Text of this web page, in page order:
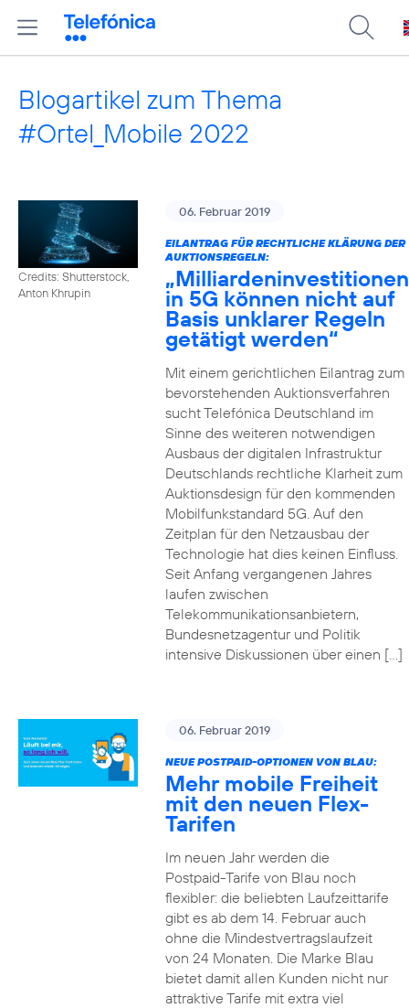
Blogartikel zum Thema
#Ortel_Mobile 2022
Credits: Shutterstock,
Anton Khrupin
06. Februar 2019
EILANTRAG FÜR RECHTLICHE KLÄRUNG DER
AUKTIONSREGELN:
„Milliardeninvestitionen
in 5G können nicht auf
Basis unklarer Regeln
getätigt werden“
Mit einem gerichtlichen Eilantrag zum
bevorstehenden Auktionsverfahren
sucht Telefónica Deutschland im
Sinne des weiteren notwendigen
Ausbaus der digitalen Infrastruktur
Deutschlands rechtliche Klarheit zum
Auktionsdesign für den kommenden
Mobilfunkstandard 5G. Auf den
Zeitplan für den Netzausbau der
Technologie hat dies keinen Einfluss.
Seit Anfang vergangenen Jahres
laufen zwischen
Telekommunikationsanbietern,
Bundesnetzagentur und Politik
intensive Diskussionen über einen […]
06. Februar 2019
NEUE POSTPAID-OPTIONEN VON BLAU:
Mehr mobile Freiheit
mit den neuen Flex-
Tarifen
Im neuen Jahr werden die
Postpaid-Tarife von Blau noch
flexibler: die beliebten Laufzeittarife
gibt es ab dem 14. Februar auch
ohne die Mindestvertragslaufzeit
von 24 Monaten. Die Marke Blau
bietet damit allen Kunden nicht nur
attraktive Tarife mit extra viel